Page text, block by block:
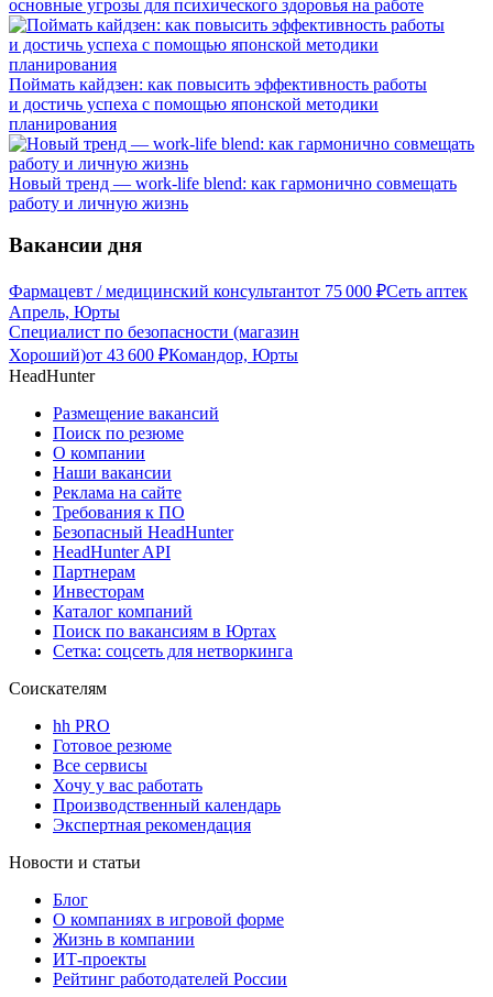
основные угрозы для психического здоровья на работе
Поймать кайдзен: как повысить эффективность работы
и достичь успеха с помощью японской методики
планирования
Новый тренд — work-life blend: как гармонично совмещать
работу и личную жизнь
Вакансии дня
Фармацевт / медицинский консультантот 75 000 ₽Сеть аптек
Апрель, Юрты
Специалист по безопасности (магазин
Хороший)от 43 600 ₽Командор, Юрты
HeadHunter
Размещение вакансий
Поиск по резюме
О компании
Наши вакансии
Реклама на сайте
Требования к ПО
Безопасный HeadHunter
HeadHunter API
Партнерам
Инвесторам
Каталог компаний
Поиск по вакансиям в Юртах
Сетка: соцсеть для нетворкинга
Соискателям
hh PRO
Готовое резюме
Все сервисы
Хочу у вас работать
Производственный календарь
Экспертная рекомендация
Новости и статьи
Блог
О компаниях в игровой форме
Жизнь в компании
ИТ-проекты
Рейтинг работодателей России